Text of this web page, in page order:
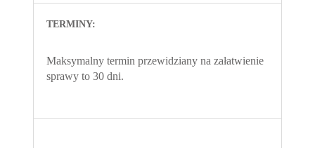
TERMINY:
Maksymalny termin przewidziany na załatwienie
sprawy to 30 dni.